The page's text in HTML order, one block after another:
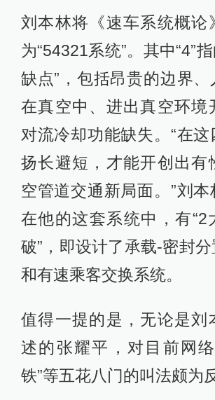
刘本林将《速车系统概论
为“54321系统”。其中“4”
缺点”，包括昂贵的边界
在真空中、进出真空环境
对流冷却功能缺失。“在这
扬长避短，才能开创出有
空管道交通新局面。”刘本
在他的这套系统中，有“2
破”，即设计了承载-密封
和有速乘客交换系统。
值得一提的是，无论是刘
述的张耀平，对目前网
铁”等五花八门的叫法颇为